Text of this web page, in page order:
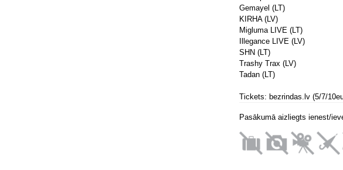
Gemayel (LT)
KIRHA (LV)
Migluma LIVE (LT)
Illegance LIVE (LV)
SHN (LT)
Trashy Trax (LV)
Tadan (LT)
Tickets: bezrindas.lv (5/7/
Pasākumā aizliegts ienest/